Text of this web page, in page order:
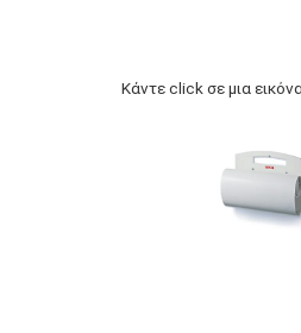
Κάντε click σε μια